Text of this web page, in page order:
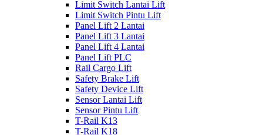
Limit Switch Lantai Lift
Limit Switch Pintu Lift
Panel Lift 2 Lantai
Panel Lift 3 Lantai
Panel Lift 4 Lantai
Panel Lift PLC
Rail Cargo Lift
Safety Brake Lift
Safety Device Lift
Sensor Lantai Lift
Sensor Pintu Lift
T-Rail K13
T-Rail K18